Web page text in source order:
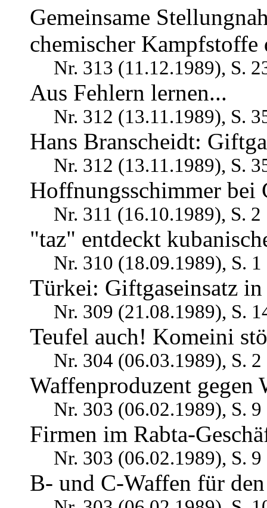
Gemeinsame
chemischer
Nr. 313 (11.12.1989), S.
Aus Fehlern lernen...
Nr. 312 (13.11.1989), S.
Hans Branscheidt:
Nr. 312 (13.11.1989), S.
Hoffnungsschimmer bei
Nr. 311 (16.10.1989), S. 2
"taz" entdeckt
Nr. 310 (18.09.1989), S. 1
Türkei: Giftgaseinsatz
Nr. 309 (21.08.1989), S.
Teufel auch! Komeini
Nr. 304 (06.03.1989), S. 2
Waffenproduzent gegen
Nr. 303 (06.02.1989), S. 9
Firmen im Rabta-
Nr. 303 (06.02.1989), S. 9
B- und C-Waffen für